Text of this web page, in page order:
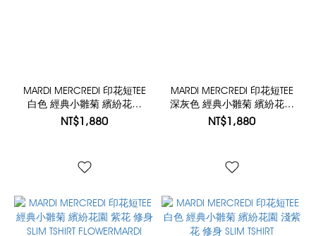
MARDI MERCREDI 印花短TEE
白色 經典小雛菊 繽紛花園
藍花 寬鬆 UNISEX TSHIRT
NT$1,880
MARDI MERCREDI 印花短TEE
深灰色 經典小雛菊 繽紛花園
象牙白花 寬鬆 UNISEX TSHIRT
NT$1,880